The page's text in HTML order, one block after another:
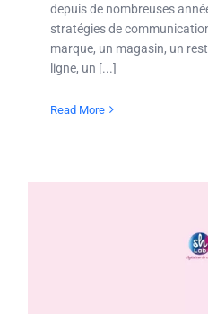
depuis de nombreuses
stratégies de
marque, un magasin, un
ligne, un [...]
Read More